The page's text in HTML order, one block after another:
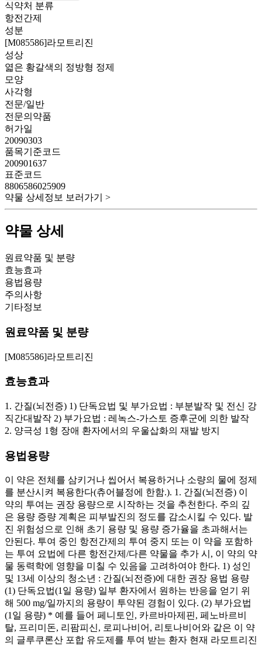
식약처 분류
항전간제
성분
[M085586]라모트리진
성상
엷은 황갈색의 정방형 정제
모양
사각형
전문/일반
전문의약품
허가일
20090303
품목기준코드
200901637
표준코드
8806586025909
약물 상세정보 보러가기 >
약물 상세
원료약품 및 분량
효능효과
용법용량
주의사항
기타정보
원료약품 및 분량
[M085586]라모트리진
효능효과
1. 간질(뇌전증) 1) 단독요법 및 부가요법 : 부분발작 및 전신 강
직간대발작 2) 부가요법 : 레녹스-가스토 증후군에 의한 발작
2. 양극성 1형 장애 환자에서의 우울삽화의 재발 방지
용법용량
이 약은 전체를 삼키거나 씹어서 복용하거나 소량의 물에 정제
를 분산시켜 복용한다(츄어블정에 한함.). 1. 간질(뇌전증) 이
약의 투여는 권장 용량으로 시작하는 것을 추천한다. 주의 깊
은 용량 증량 계획은 피부발진의 정도를 감소시킬 수 있다. 발
진 위험성으로 인해 초기 용량 및 용량 증가율을 초과해서는
안된다. 투여 중인 항전간제의 투여 중지 또는 이 약을 포함하
는 투여 요법에 다른 항전간제/다른 약물을 추가 시, 이 약의 약
물 동력학에 영향을 미칠 수 있음을 고려하여야 한다. 1) 성인
및 13세 이상의 청소년 : 간질(뇌전증)에 대한 권장 용법 용량
(1) 단독요법(1일 용량) 일부 환자에서 원하는 반응을 얻기 위
해 500 mg/일까지의 용량이 투약된 경험이 있다. (2) 부가요법
(1일 용량) * 예를 들어 페니토인, 카르바마제핀, 페노바르비
탈, 프리미돈, 리팜피신, 로피나비어, 리토나비어와 같은 이 약
의 글루쿠론산 포합 유도제를 투여 받는 환자 현재 라모트리진